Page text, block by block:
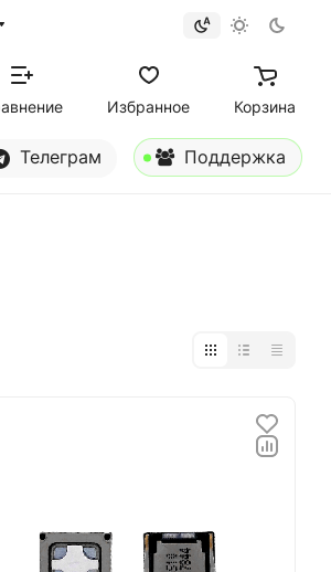
Избранное Корзина
Телеграм Поддержка